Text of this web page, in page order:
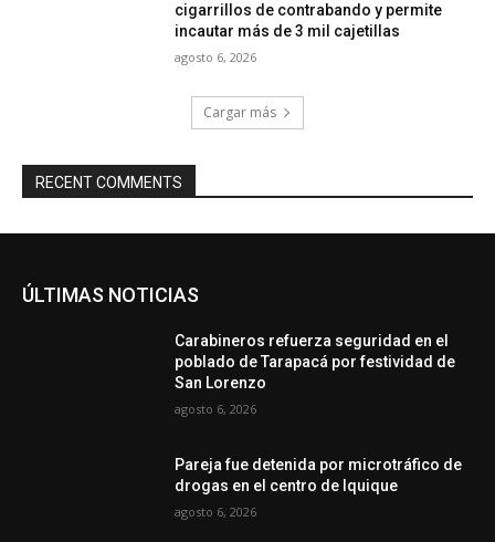
cigarrillos de contrabando y permite
incautar más de 3 mil cajetillas
agosto 6, 2026
Cargar más
RECENT COMMENTS
ÚLTIMAS NOTICIAS
Carabineros refuerza seguridad en el
poblado de Tarapacá por festividad de
San Lorenzo
agosto 6, 2026
Pareja fue detenida por microtráfico de
drogas en el centro de Iquique
agosto 6, 2026